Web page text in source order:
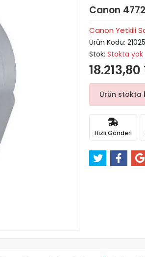
Canon
Canon Yetkili
Ürün Kodu:
Stok: Stokta yok
18.213,80
Ürün stokta
Hızlı Gönderi